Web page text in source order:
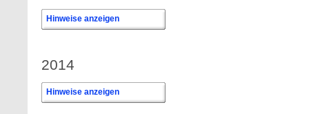
Hinweise anzeigen
2014
Hinweise anzeigen